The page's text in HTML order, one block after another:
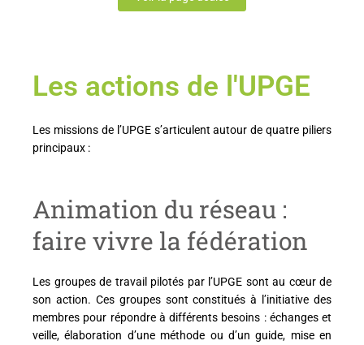
Les actions de l'UPGE
Les missions de l’UPGE s’articulent autour de quatre piliers
principaux :
Animation du réseau :
faire vivre la fédération
Les groupes de travail pilotés par l’UPGE sont au cœur de
son action. Ces groupes sont constitués à l’initiative des
membres pour répondre à différents besoins : échanges et
veille, élaboration d’une méthode ou d’un guide, mise en